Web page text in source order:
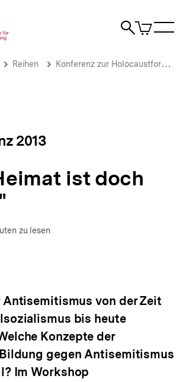
Suche
Artikel
im
Reihen Konferenz zur Holocaustforschung
2013
ist doch
zu lesen
Antisemitismus von der Zeit
bis heute
Konzepte der
gegen Antisemitismus
Im Workshop